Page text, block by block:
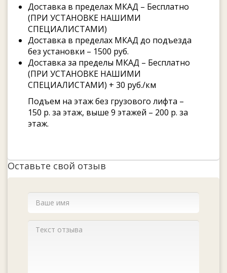
Доставка в пределах МКАД – Бесплатно
(ПРИ УСТАНОВКЕ НАШИМИ
СПЕЦИАЛИСТАМИ)
Доставка в пределах МКАД до подъезда
без установки – 1500 руб.
Доставка за пределы МКАД – Бесплатно
(ПРИ УСТАНОВКЕ НАШИМИ
СПЕЦИАЛИСТАМИ) + 30 руб./км
Подъем на этаж без грузового лифта –
150 р. за этаж, выше 9 этажей – 200 р. за
этаж.
Оставьте свой отзыв